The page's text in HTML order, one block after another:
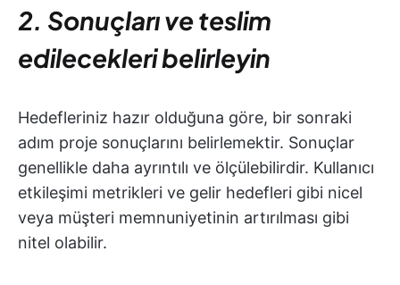
2. Sonuçları ve teslim
edilecekleri belirleyin
Hedefleriniz hazır olduğuna göre, bir sonraki
adım proje sonuçlarını belirlemektir. Sonuçlar
genellikle daha ayrıntılı ve ölçülebilirdir. Kullanıcı
etkileşimi metrikleri ve gelir hedefleri gibi nicel
veya müşteri memnuniyetinin artırılması gibi
nitel olabilir.